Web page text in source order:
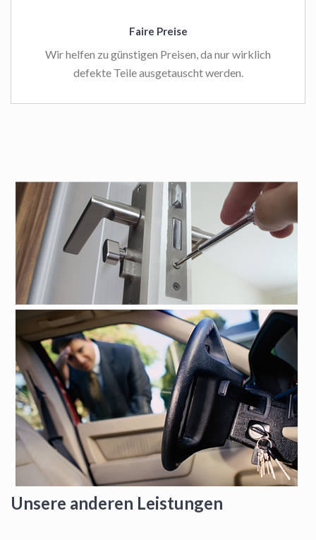
Faire Preise
Wir helfen zu günstigen Preisen, da nur wirklich
defekte Teile ausgetauscht werden.
Unsere anderen Leistungen